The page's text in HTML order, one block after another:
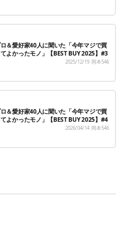
＆愛好家40人に聞いた「今年マジで買
よかったモノ」【BEST BUY 2025】#3
2025/12/19 岡本546
＆愛好家40人に聞いた「今年マジで買
よかったモノ」【BEST BUY 2025】#4
2026/04/14 岡本546